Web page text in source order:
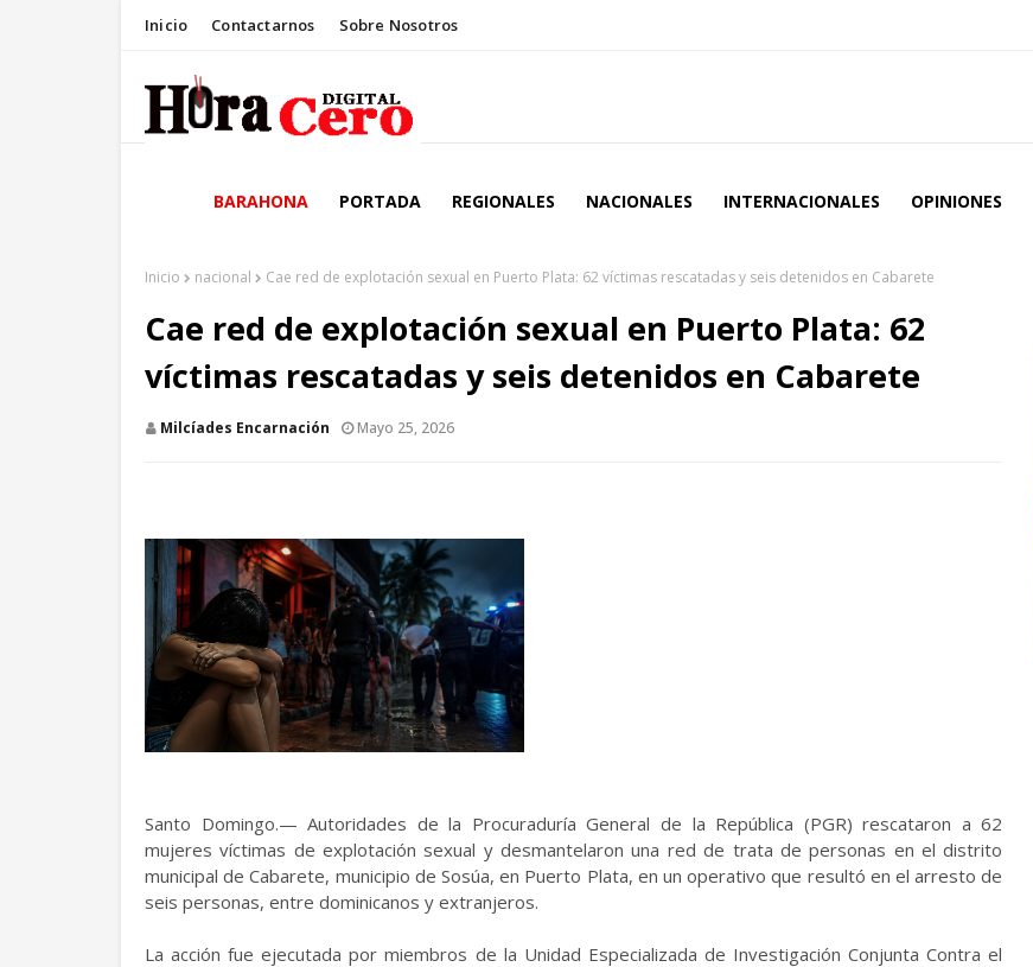
Inicio Contactarnos Sobre Nosotros
BARAHONA PORTADA REGIONALES NACIONALES INTERNACIONALES OPINIONES
Inicio nacional Cae red de explotación sexual en Puerto Plata: 62 víctimas rescatadas y seis detenidos en Cabarete
Cae red de explotación sexual en Puerto Plata: 62
víctimas rescatadas y seis detenidos en Cabarete
Milcíades Encarnación Mayo 25, 2026
Santo Domingo.— Autoridades de la Procuraduría General de la República (PGR) rescataron a 62
mujeres víctimas de explotación sexual y desmantelaron una red de trata de personas en el distrito
municipal de Cabarete, municipio de Sosúa, en Puerto Plata, en un operativo que resultó en el arresto de
seis personas, entre dominicanos y extranjeros.
La acción fue ejecutada por miembros de la Unidad Especializada de Investigación Conjunta Contra el